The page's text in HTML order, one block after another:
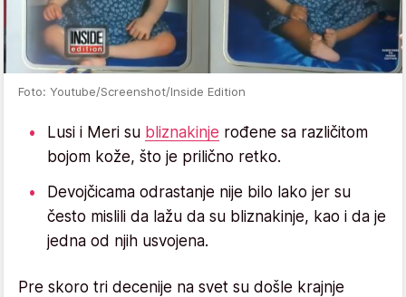
Foto: Youtube/Screenshot/Inside Edition
Lusi i Meri su bliznakinje rođene sa različitom
bojom kože, što je prilično retko.
Devojčicama odrastanje nije bilo lako jer su
često mislili da lažu da su bliznakinje, kao i da je
jedna od njih usvojena.
Pre skoro tri decenije na svet su došle krajnje